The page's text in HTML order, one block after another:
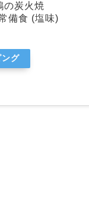
の炭火焼
備食 (塩味)
グ